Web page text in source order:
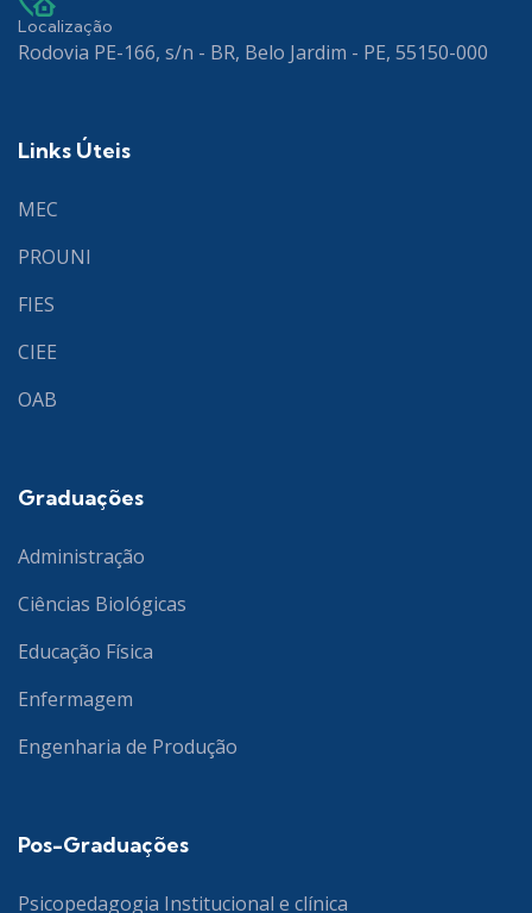
Localização
Rodovia PE-166, s/n - BR, Belo Jardim - PE, 55150-000
Links Úteis
MEC
PROUNI
FIES
CIEE
OAB
Graduações
Administração
Ciências Biológicas
Educação Física
Enfermagem
Engenharia de Produção
Pos-Graduações
Psicopedagogia Institucional e clínica